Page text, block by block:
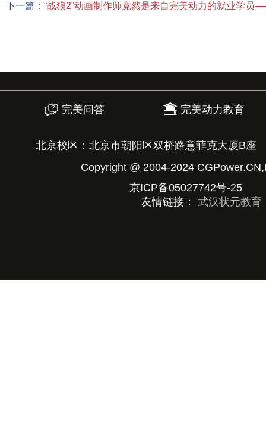
下一篇： “战狼2”动画制作师竟然是来自完美动力的就业学员
完美问答 完美动力教育
北京校区：北京市朝阳区双桥路意菲克大厦B座
Copyright @ 2004-2024
京ICP备05027742号-25
友情链接：武汉状元教育